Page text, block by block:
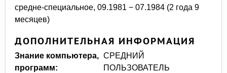
средне-специальное, 09.1981 − 07.1984 (2 года 9
месяцев)
ДОПОЛНИТЕЛЬНАЯ ИНФОРМАЦИЯ
Знание компьютера,
программ:
СРЕДНИЙ
ПОЛЬЗОВАТЕЛЬ